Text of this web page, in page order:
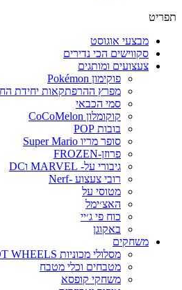
תפריט
מבצעי אוגוסט
סקווישים הכי נדירים
צעצועים ומותגים
פוקימון Pokémon
מפרץ ההרפתקאות יחידת
סמי הכבאי
קוקומלון CoCoMelon
בובות POP
סופר מריו Super Mario
פרוזן-FROZEN
גיבורי על- MARVEL וDC
רובי צעצוע -Nerf
מטוסי על
האצ׳ימל
כוח פי ג׳יי
באקוגן
משחקים
מסלולי מכוניות HOT WHEELS
מטבחים וכלי מטבח
משחקי קופסא